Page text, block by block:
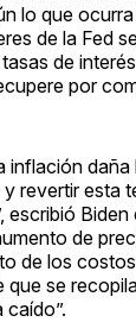
lo que
de la Fed
de
por
inflación
revertir esta
escribió
de
de los
que se
caído”.